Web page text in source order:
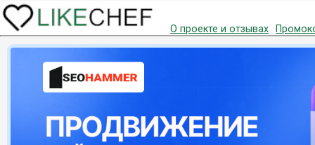
О проекте и отзывах